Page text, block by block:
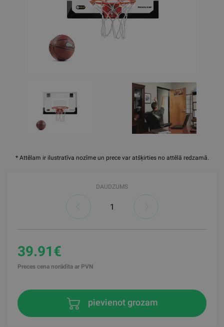
* Attēlam ir ilustratīva nozīme un prece var atšķirties no attēlā redzamā.
DAUDZUMS
39.91€
Preces cena norādīta ar PVN
pievienot grozam